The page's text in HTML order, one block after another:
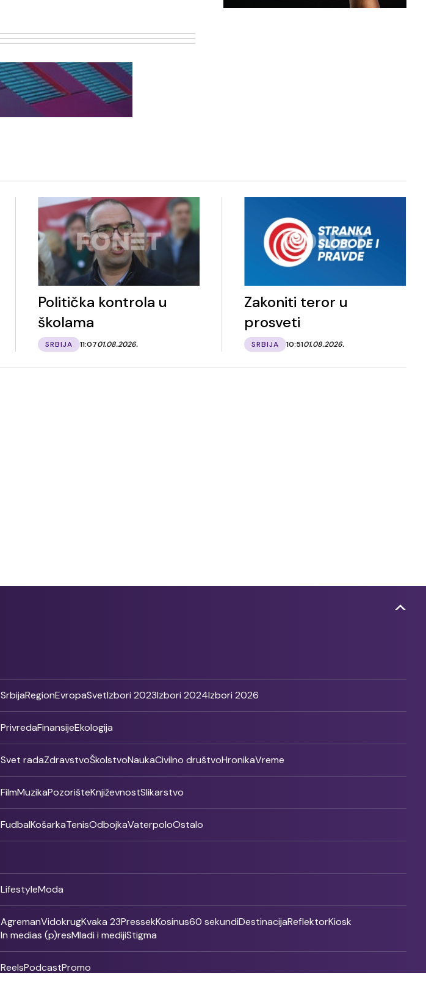
Politička kontrola u
školama
SRBIJA 11:0701.08.2026.
Zakoniti teror u
prosveti
SRBIJA 10:5101.08.2026.
SrbijaRegionEvropaSvetIzbori 2023Izbori 2024Izbori 2026
PrivredaFinansijeEkologija
Svet radaZdravstvoŠkolstvoNaukaCivilno društvoHronikaVreme
FilmMuzikaPozorišteKnjiževnostSlikarstvo
FudbalKošarkaTenisOdbojkaVaterpoloOstalo
LifestyleModa
AgremanVidokrugKvaka 23PressekKosinus60 sekundiDestinacijaReflektorKiosk
In medias (p)resMladi i medijiStigma
ReelsPodcastPromo